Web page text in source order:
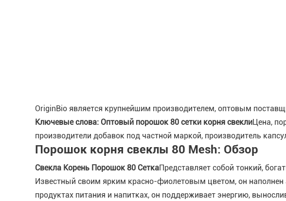
OriginBio является крупнейшим производителем, оптовым
Ключевые слова: Оптовый порошок 80 сетки корня свеклиЦена,
производители добавок под частной маркой, производитель
Порошок корня свеклы 80 Mesh: Обзор
Свекла Корень Порошок 80 СеткаПредставляет собой тонкий,
Известный своим ярким красно-фиолетовым цветом, он
продуктах питания и напитках, он поддерживает энергию,